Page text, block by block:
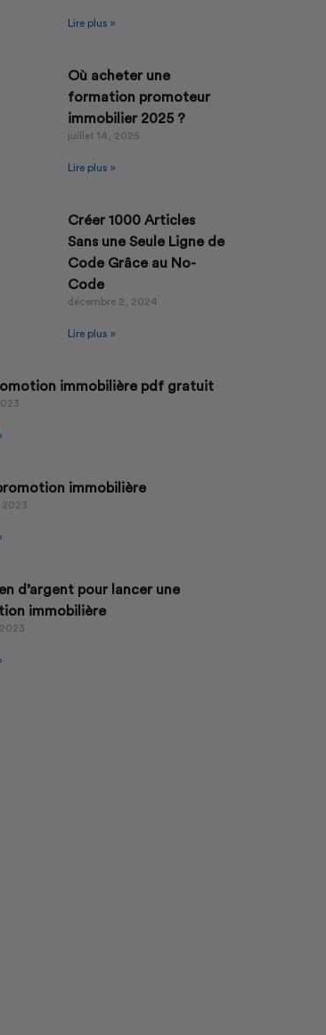
Lire plus »
Où acheter une
formation promoteur
immobilier 2025 ?
juillet 14, 2025
Lire plus »
Créer 1000 Articles
Sans une Seule Ligne de
Code Grâce au No-
Code
décembre 2, 2024
Lire plus »
immobilière pdf gratuit
immobilière
2023
d’argent pour lancer une
immobilière